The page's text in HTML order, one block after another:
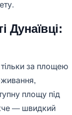
Дунаївці:
тільки за площею
площу під
— швидкий